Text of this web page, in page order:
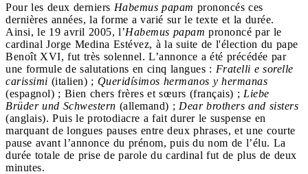
Pour les deux derniers Habemus papam prononcés ces
dernières années, la forme a varié sur le texte et la durée.
Ainsi, le 19 avril 2005, l’Habemus papam prononcé par le
cardinal Jorge Medina Estévez, à la suite de l'élection du pape
Benoît XVI, fut très solennel. L’annonce a été précédée par
une formule de salutations en cinq langues : Fratelli e sorelle
carissimi (italien) ; Queridísimos hermanos y hermanas
(espagnol) ; Bien chers frères et sœurs (français) ; Liebe
Brüder und Schwestern (allemand) ; Dear brothers and sisters
(anglais). Puis le protodiacre a fait durer le suspense en
marquant de longues pauses entre deux phrases, et une courte
pause avant l’annonce du prénom, puis du nom de l’élu. La
durée totale de prise de parole du cardinal fut de plus de deux
minutes.